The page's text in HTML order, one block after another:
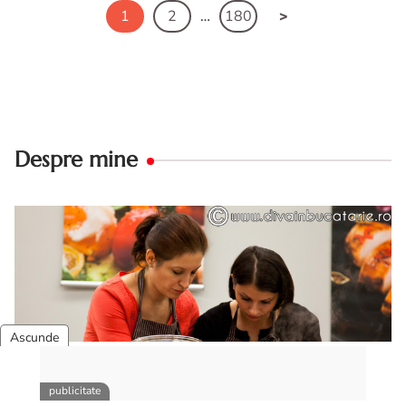
1 2 … 180
Despre mine